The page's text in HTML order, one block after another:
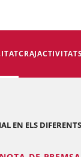
CRAJ
EN ELS